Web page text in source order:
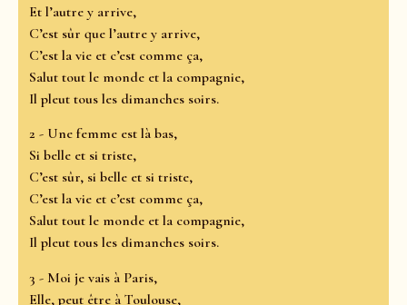
Et l’autre y arrive,
C’est sûr que l’autre y arrive,
C’est la vie et c’est comme ça,
Salut tout le monde et la compagnie,
Il pleut tous les dimanches soirs.
2 - Une femme est là bas,
Si belle et si triste,
C’est sûr, si belle et si triste,
C’est la vie et c’est comme ça,
Salut tout le monde et la compagnie,
Il pleut tous les dimanches soirs.
3 - Moi je vais à Paris,
Elle, peut être à Toulouse,